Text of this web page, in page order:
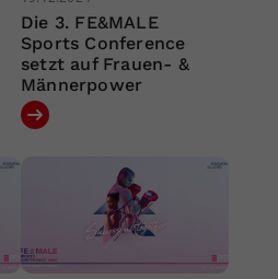
Die 3. FE&MALE
Sports Conference
setzt auf Frauen- &
Männerpower